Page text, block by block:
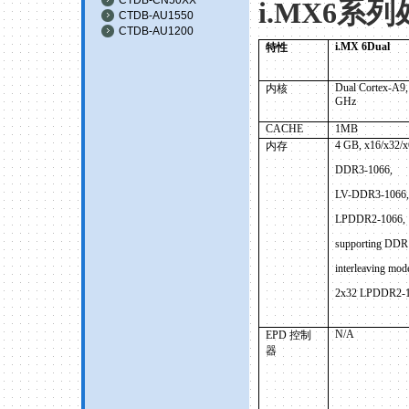
CTDB-AU1550
CTDB-AU1200
i.MX6系列
特性 i.MX 6Dual
内核
Dual Cortex-
GHz
CACHE
1MB
内存
4 GB, x16/x32/
DDR3-1066,
LV-DDR3-
LPDDR2-1066,
supporting DDR
interleaving
2x32 LPDDR2-
EPD 控制
器
N/A